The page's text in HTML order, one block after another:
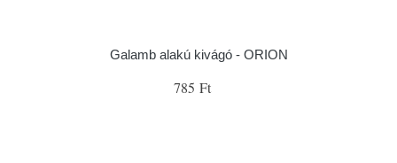
Galamb alakú kivágó - ORION
785 Ft